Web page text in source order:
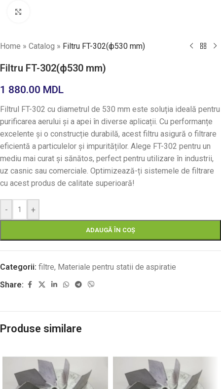
Home » Catalog » Filtru FT-302(ф530 mm)
Filtru FT-302(ф530 mm)
1 880.00 MDL
Filtrul FT-302 cu diametrul de 530 mm este soluția ideală pentru
purificarea aerului și a apei în diverse aplicații. Cu performanțe
excelente și o construcție durabilă, acest filtru asigură o filtrare
eficientă a particulelor și impurităților. Alege FT-302 pentru un
mediu mai curat și sănătos, perfect pentru utilizare în industrii,
uz casnic sau comerciale. Optimizează-ți sistemele de filtrare
cu acest produs de calitate superioară!
- +
ADAUGĂ ÎN COȘ
Categorii: filtre, Materiale pentru statii de aspiratie
Share:
Produse similare